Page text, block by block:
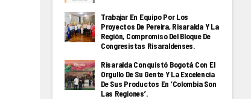
Trabajar En Equipo Por Los
Proyectos De Pereira, Risaralda Y La
Región, Compromiso Del Bloque De
Congresistas Risaraldenses.
Risaralda Conquistó Bogotá Con El
Orgullo De Su Gente Y La Excelencia
De Sus Productos En ‘Colombia Son
Las Regiones’.